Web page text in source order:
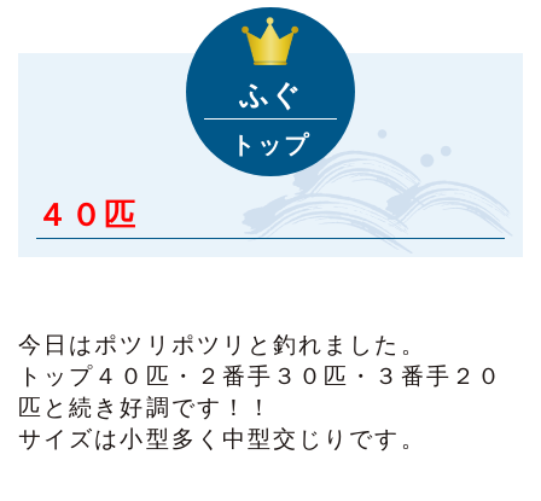
ふぐ
トップ
４０匹
今日はポツリポツリと釣れました。
トップ４０匹・２番手３０匹・３番手２０
匹と続き好調です！！
サイズは小型多く中型交じりです。